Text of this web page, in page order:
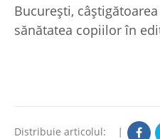
București,
sănătatea copiilor în
Distribuie articolul: |